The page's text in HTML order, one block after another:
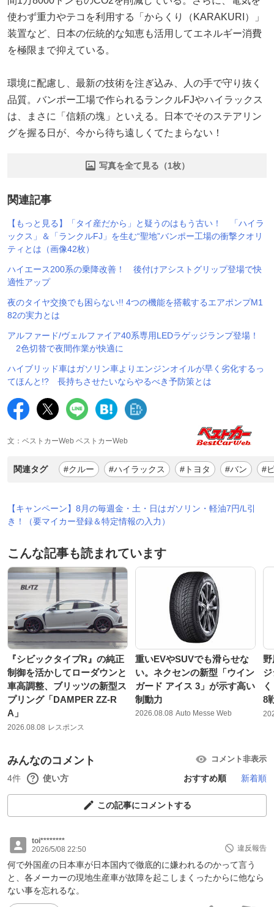
使わず重力やテコを利用する「からくり（KARAKURI）」
装置など、日本の伝統的な知恵も活用してエネルギー消費
を極限まで抑えている。
環境に配慮し、最新の技術を注ぎ込み、人の手で守り抜く
品質。バンポー工場で作られるランクルFJやハイラックス
は、まさに「信頼の塊」といえる。日本でそのステアリン
グを握る日が、今から待ち遠しくてたまらない！
写真を全て見る（1枚）
関連記事
【もっと見る】「タイ産だから」と疑うのはもう古い！ 「ハイラ
ックス」＆「ランクルFJ」を生む“聖地”バンポー工場の衝撃クオリ
ティとは（画像42枚）
ハイエース200系の乗降改善！ 後付けアシストグリップ登場で快
適性アップ
夜のタイヤ交換でも困らない!! 4つの機能を搭載するエアポンプM1
82の実力とは
アルファード/ヴェルファイア40系専用LEDラゲッジランプ登場！
2色切替で夜間作業が快適に
ハイブリッド車はガソリン車よりエンジンオイルが早く劣化するっ
てほんと!? 長持ちさせたいならやるべき予防策とは
文：ベストカーWeb ベストカーWeb
関連タグ #クルー #ハイラックス #トヨタ #バン #
【キャンペーン】8月の毎週金・土・日はガソリン・軽油7円/L引
き！（要マイカー登録＆特定情報の入力）
こんな記事も読まれています
『シビックタイプR』の純正
制御を活かしてローダウンと
車高調整、ブリッツの新型ス
プリング「DAMPER ZZ-R
A」
2026.08.08 レスポンス
重いEVやSUVでも滑らせな
い。ネクセンの新型「ウイン
ガード アイス 3」が示す高い
制動力
2026.08.08 Auto Messe Web
8
みんなのコメント コメント非表示
4件 使い方 おすすめ順 新着順
この記事にコメントする
toi********
2026/5/08 22:50
違反報告
何で外国産の日本車が日本国内で徹底的に嫌われるのかって言う
と、各メーカーの現地生産車が故障を起こしまくったからに他なら
ない事を忘れるな。